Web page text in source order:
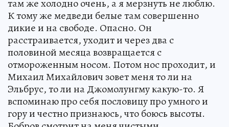
там же холодно очень, а я мерзнуть не люблю.
К тому же медведи белые там совершенно
дикие и на свободе. Опасно. Он
расстраивается, уходит и через два с
половиной месяца возвращается с
отмороженным носом. Потом нос проходит, и
Михаил Михайлович зовет меня то ли на
Эльбрус, то ли на Джомолунгму какую-то. Я
вспоминаю про себя пословицу про умного и
гору и честно признаюсь, что боюсь высоты.